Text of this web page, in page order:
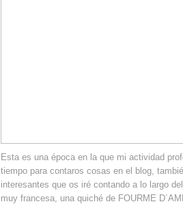
Esta es una época en la que mi actividad
tiempo para contaros cosas en el blog,
interesantes que os iré contando a lo largo
muy francesa, una quiché de FOURME